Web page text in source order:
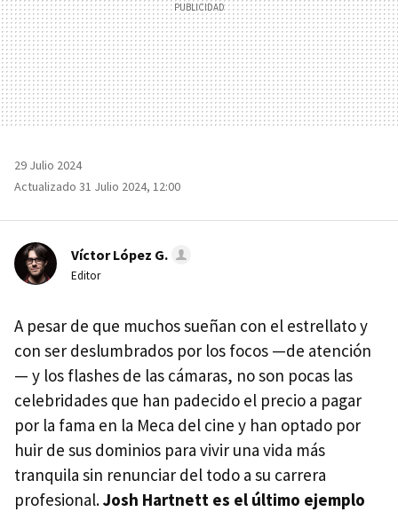
29 Julio 2024
Actualizado 31 Julio 2024, 12:00
Víctor López G.
Editor
A pesar de que muchos sueñan con el estrellato y
con ser deslumbrados por los focos —de atención
— y los flashes de las cámaras, no son pocas las
celebridades que han padecido el precio a pagar
por la fama en la Meca del cine y han optado por
huir de sus dominios para vivir una vida más
tranquila sin renunciar del todo a su carrera
profesional.Josh Hartnett es el último ejemplo